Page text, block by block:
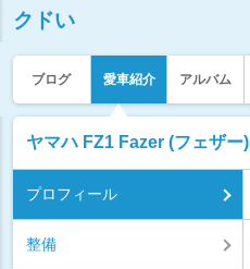
クドい
ブログ 愛車紹介 アルバム
ヤマハ FZ1 Fazer (フェザー)
プロフィール
整備